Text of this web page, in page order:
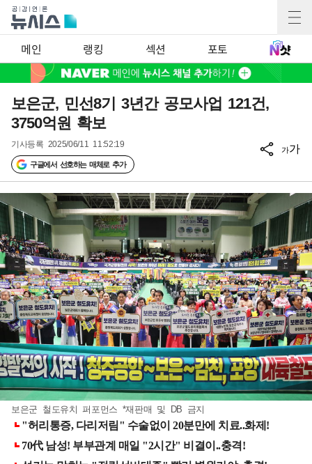
메인 랭킹 섹션 포토
보은군, 민선8기 3년간 공모사업 121건,
3750억원 확보
기사등록 2025/06/11 11:52:19
구글에서 선호하는 매체로 추가
가가
보은군 철도유치 퍼포먼스 *재판매 및 DB 금지